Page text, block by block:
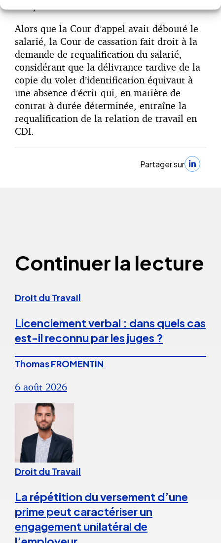
Alors que la Cour d’appel avait débouté le
salarié, la Cour de cassation fait droit à la
demande de requalification du salarié,
considérant que la délivrance tardive de la
copie du volet d’identification équivaut à
une absence d’écrit qui, en matière de
contrat à durée déterminée, entraîne la
requalification de la relation de travail en
CDI.
Partager sur
Continuer la lecture
Droit du Travail
Licenciement verbal : dans quels cas
est-il reconnu par les juges ?
Thomas FROMENTIN
6 août 2026
Droit du Travail
La répétition du versement d’une
prime peut caractériser un
engagement unilatéral de